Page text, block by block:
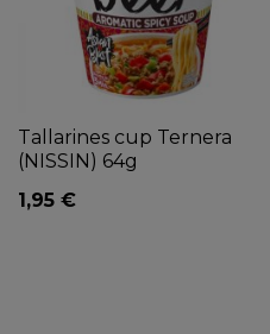
Tallarines cup Ternera
(NISSIN) 64g
1,95 €